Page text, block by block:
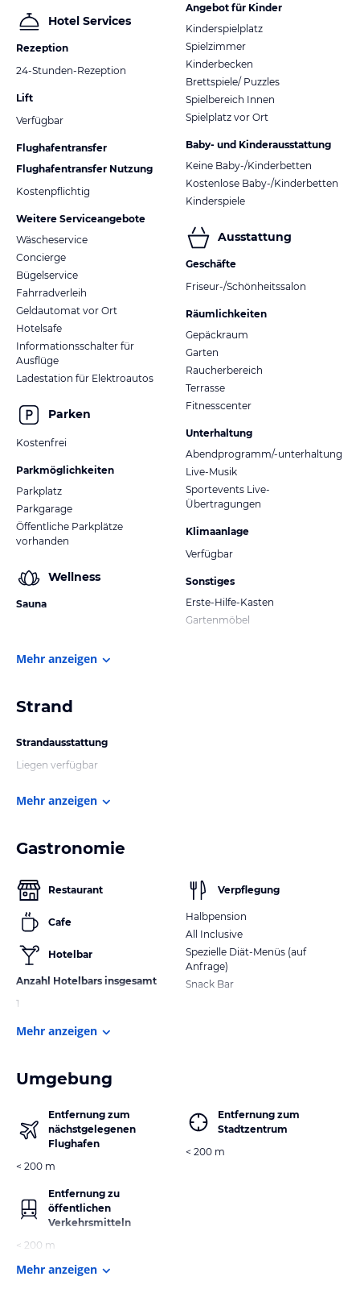
Hotel Services
Rezeption
24-Stunden-Rezeption
Lift
Verfügbar
Flughafentransfer
Flughafentransfer Nutzung
Kostenpflichtig
Weitere Serviceangebote
Wäscheservice
Concierge
Bügelservice
Fahrradverleih
Geldautomat vor Ort
Hotelsafe
Informationsschalter für
Ausflüge
Ladestation für Elektroautos
Parken
Kostenfrei
Parkmöglichkeiten
Parkplatz
Parkgarage
Öffentliche Parkplätze
vorhanden
Wellness
Sauna
Angebot für Kinder
Kinderspielplatz
Spielzimmer
Kinderbecken
Brettspiele/ Puzzles
Spielbereich Innen
Spielplatz vor Ort
Baby- und Kinderausstattung
Keine Baby-/Kinderbetten
Kostenlose Baby-/Kinderbetten
Kinderspiele
Ausstattung
Geschäfte
Friseur-/Schönheitssalon
Räumlichkeiten
Gepäckraum
Garten
Raucherbereich
Terrasse
Fitnesscenter
Unterhaltung
Abendprogramm/-unterhaltung
Live-Musik
Sportevents Live-
Übertragungen
Klimaanlage
Verfügbar
Sonstiges
Erste-Hilfe-Kasten
Gartenmöbel
Mehr anzeigen
Strand
Strandausstattung
Liegen verfügbar
Mehr anzeigen
Gastronomie
Restaurant
Cafe
Hotelbar
Anzahl Hotelbars insgesamt
1
Verpflegung
Halbpension
All Inclusive
Spezielle Diät-Menüs (auf
Anfrage)
Snack Bar
Mehr anzeigen
Umgebung
Entfernung zum
nächstgelegenen
Flughafen
< 200 m
Entfernung zu
öffentlichen
Verkehrsmitteln
< 200 m
Entfernung zum
Stadtzentrum
< 200 m
Mehr anzeigen